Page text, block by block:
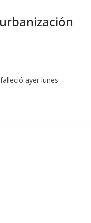
ayer lunes